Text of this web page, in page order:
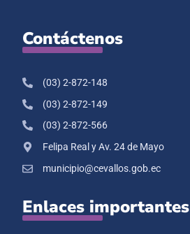
Contáctenos
(03) 2-872-148
(03) 2-872-149
(03) 2-872-566
Felipa Real y Av. 24 de Mayo
municipio@cevallos.gob.ec
Enlaces importantes